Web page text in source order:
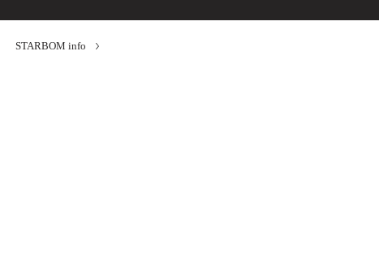
STARBOM info